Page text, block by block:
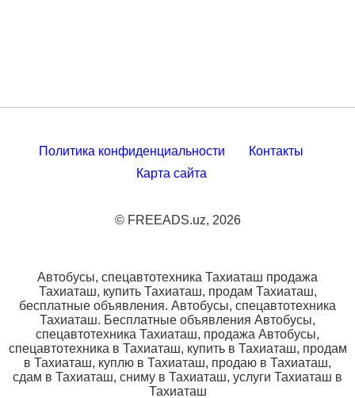
Политика конфиденциальности
Контакты
Карта сайта
© FREEADS.uz, 2026
Автобусы, спецавтотехника Тахиаташ продажа
Тахиаташ, купить Тахиаташ, продам Тахиаташ,
бесплатные объявления. Автобусы, спецавтотехника
Тахиаташ. Бесплатные объявления Автобусы,
спецавтотехника Тахиаташ, продажа Автобусы,
спецавтотехника в Тахиаташ, купить в Тахиаташ, продам
в Тахиаташ, куплю в Тахиаташ, продаю в Тахиаташ,
сдам в Тахиаташ, сниму в Тахиаташ, услуги Тахиаташ в
Тахиаташ